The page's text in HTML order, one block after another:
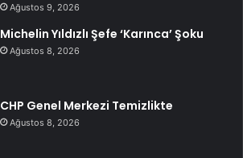
Ağustos 9, 2026
Michelin Yıldızlı Şefe ‘Karınca’ Şoku
Ağustos 8, 2026
CHP Genel Merkezi Temizlikte
Ağustos 8, 2026